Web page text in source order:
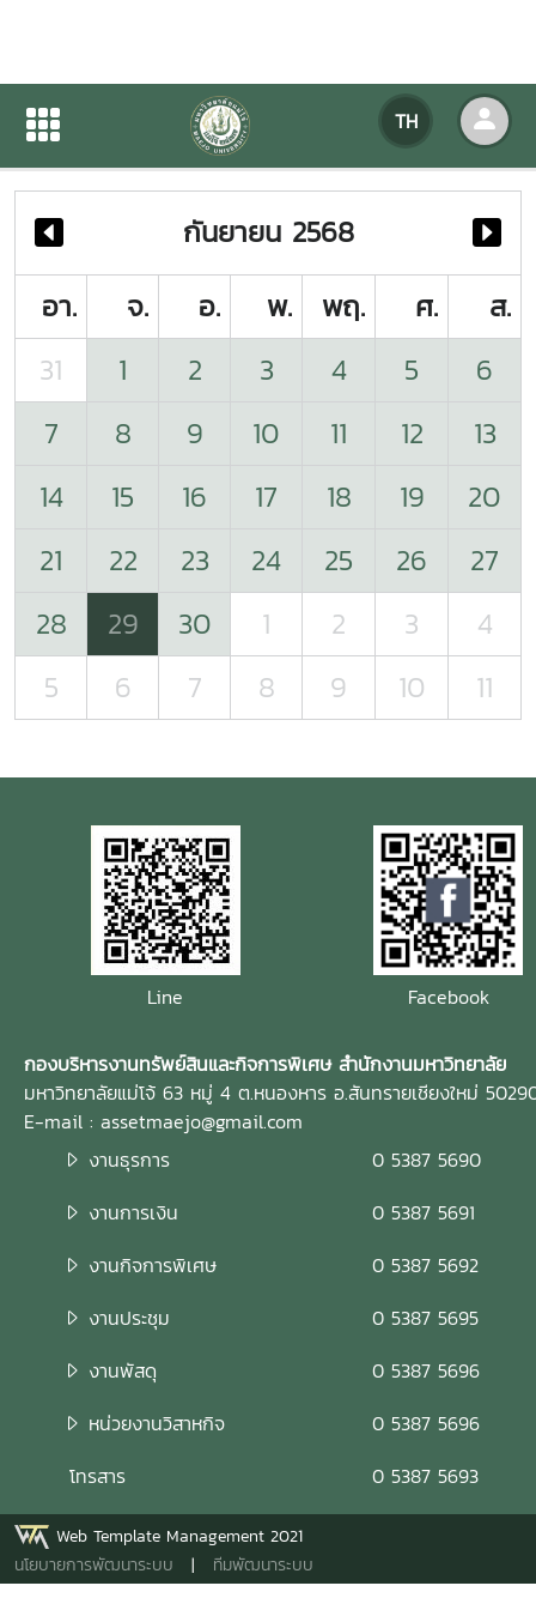
TH
ปฏิทินกิจกรรมของหน่วยงาน
ปฏิทินกิจกรรมของหน่วยงาน
กันยายน 2568
อา.
จ. อ. พ. พฤ. ศ.
ส.
31
1 2 3 4 5
6
7
8 9 10 11 12
13
14
15 16 17 18 19
20
21
22 23 24 25 26
27
28
29 30 1 2 3
4
5
6 7 8 9 10 11
Line Facebook
กองบริหารงานทรัพย์สินและกิจการพิเศษ สำนักงานมหาวิทยาลัย
มหาวิทยาลัยแม่โจ้ 63 หมู่ 4 ต.หนองหาร อ.สันทรายเชียงใหม่
E-mail : assetmaejo@gmail.com
งานธุรการ
0 5387 5690
งานการเงิน
0 5387 5691
งานกิจการพิเศษ
0 5387 5692
งานประชุม
0 5387 5695
งานพัสดุ
0 5387 5696
หน่วยงานวิสาหกิจ
0 5387 5696
โทรสาร
0 5387 5693
Web Template Management 2021
นโยบายการพัฒนาระบบ | ทีมพัฒนาระบบ